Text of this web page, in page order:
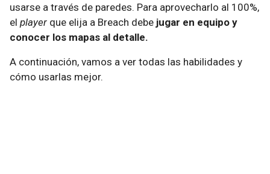
usarse a través de paredes. Para aprovecharlo al 100%,
el player que elija a Breach debe jugar en equipo y
conocer los mapas al detalle.
A continuación, vamos a ver todas las habilidades y
cómo usarlas mejor.